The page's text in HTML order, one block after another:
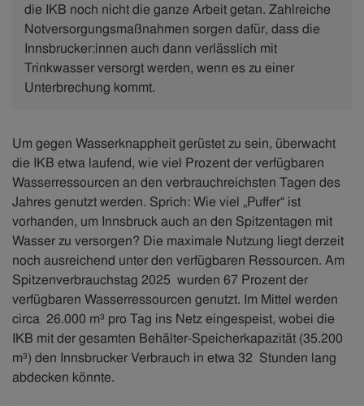
die IKB noch nicht die ganze Arbeit getan. Zahlreiche
Notversorgungsmaßnahmen sorgen dafür, dass die
Innsbrucker:innen auch dann verlässlich mit
Trinkwasser versorgt werden, wenn es zu einer
Unterbrechung kommt.
Um gegen Wasserknappheit gerüstet zu sein, überwacht
die IKB etwa laufend, wie viel Prozent der verfügbaren
Wasserressourcen an den verbrauchreichsten Tagen des
Jahres genutzt werden. Sprich: Wie viel „Puffer“ ist
vorhanden, um Innsbruck auch an den Spitzentagen mit
Wasser zu versorgen? Die maximale Nutzung liegt derzeit
noch ausreichend unter den verfügbaren Ressourcen. Am
Spitzenverbrauchstag 2025 wurden 67 Prozent der
verfügbaren Wasserressourcen genutzt. Im Mittel werden
circa 26.000 m³ pro Tag ins Netz eingespeist, wobei die
IKB mit der gesamten Behälter-Speicherkapazität (35.200
m³) den Innsbrucker Verbrauch in etwa 32 Stunden lang
abdecken könnte.